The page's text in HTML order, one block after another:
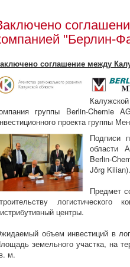
"Берлин-
соглашение между
группы Berlin-Chemie
проекта группы
Подписи
области
Berlin-
Jörg Kilian).
Предмет
центры.
объем инвестиций в
земельного участка, на
м.